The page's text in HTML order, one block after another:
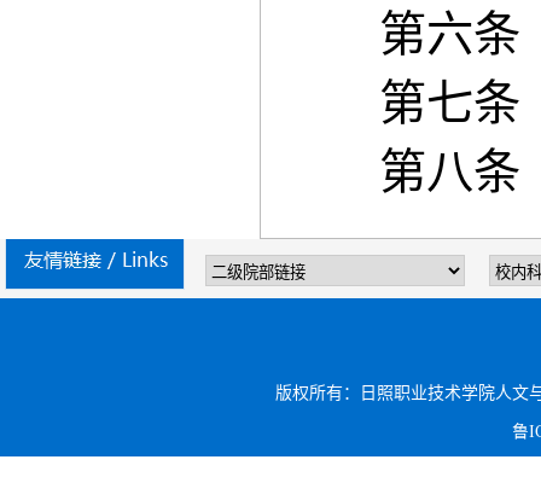
第六条
第七条
第八条
版权所有：日照职业技术学院人文
鲁